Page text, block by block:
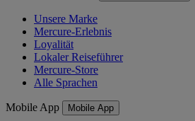
Unsere Marke
Mercure-Erlebnis
Loyalität
Lokaler Reiseführer
Mercure-Store
Alle Sprachen
Mobile App Mobile App